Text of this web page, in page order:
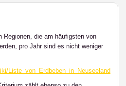
Regionen, die am häufigsten von
pro Jahr sind es nicht weniger
Liste_von_Erdbeben_in_Neuseeland